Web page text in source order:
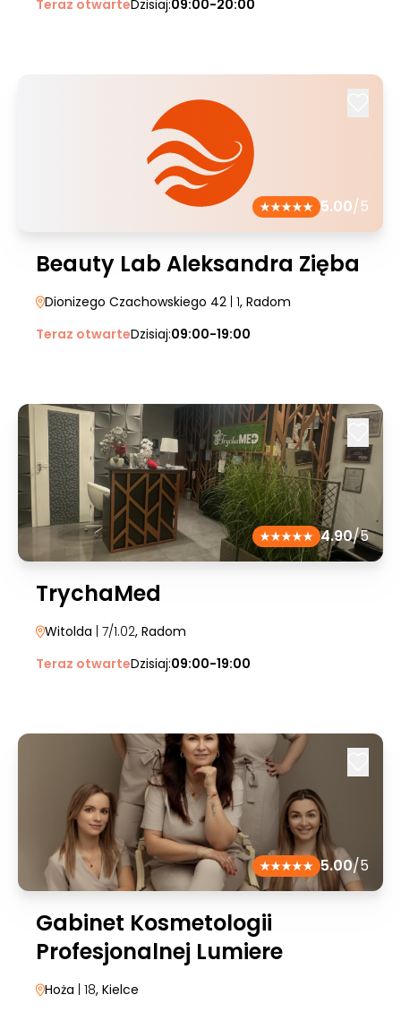
Teraz otwarteDzisiaj:09:00-20:00
5.00/5
Beauty Lab Aleksandra Zięba
Dionizego Czachowskiego 42 | 1, Radom
Teraz otwarteDzisiaj:09:00-19:00
4.90/5
TrychaMed
Witolda | 7/1.02, Radom
Teraz otwarteDzisiaj:09:00-19:00
5.00/5
Gabinet Kosmetologii
Profesjonalnej Lumiere
Hoża | 18, Kielce